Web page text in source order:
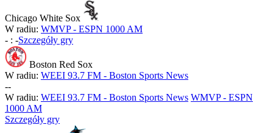
Chicago White Sox
W radiu: WMVP - ESPN 1000 AM
- : -Szczegóły gry
Boston Red Sox
W radiu: WEEI 93.7 FM - Boston Sports News
--
W radiu: WEEI 93.7 FM - Boston Sports News WMVP - ESPN
1000 AM
Szczegóły gry